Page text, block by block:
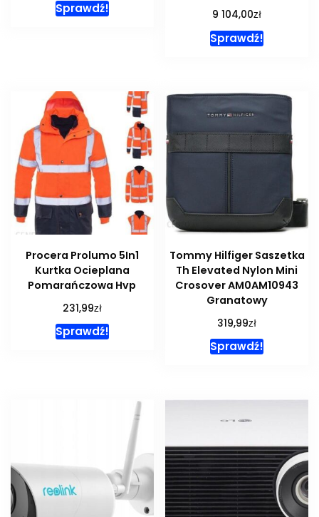
Sprawdź! 9 104,00zł
Sprawdź!
Procera Prolumo 5In1
Kurtka Ocieplana
Pomarańczowa Hvp
231,99zł
Sprawdź!
Tommy Hilfiger Saszetka
Th Elevated Nylon Mini
Crosover AM0AM10943
Granatowy
319,99zł
Sprawdź!